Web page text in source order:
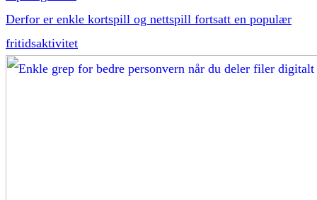
Derfor er enkle kortspill og nettspill fortsatt en populær
fritidsaktivitet